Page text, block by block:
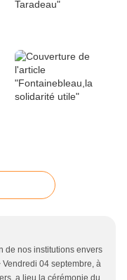
de nos institutions envers
Vendredi 04 septembre, à
a lieu la cérémonie du